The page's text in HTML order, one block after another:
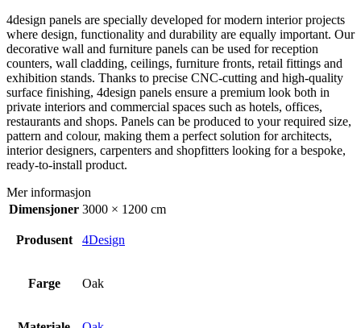
4design panels are specially developed for modern interior projects
where design, functionality and durability are equally important. Our
decorative wall and furniture panels can be used for reception
counters, wall cladding, ceilings, furniture fronts, retail fittings and
exhibition stands. Thanks to precise CNC-cutting and high-quality
surface finishing, 4design panels ensure a premium look both in
private interiors and commercial spaces such as hotels, offices,
restaurants and shops. Panels can be produced to your required size,
pattern and colour, making them a perfect solution for architects,
interior designers, carpenters and shopfitters looking for a bespoke,
ready-to-install product.
Mer informasjon
Dimensjoner 3000 × 1200 cm
Produsent 4Design
Farge Oak